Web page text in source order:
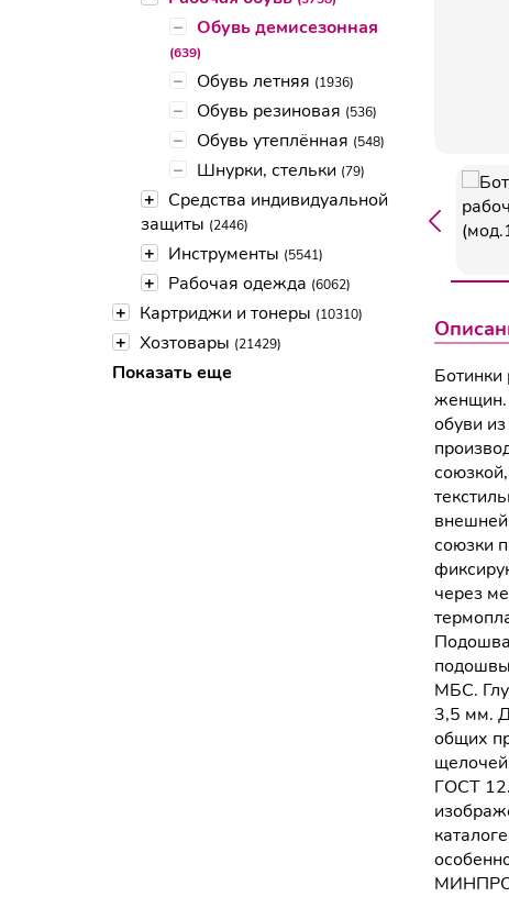
– Обувь демисезонная
(639)
– Обувь летняя (1936)
– Обувь резиновая (536)
– Обувь утеплённая (548)
– Шнурки, стельки (79)
+
Средства индивидуальной
защиты (2446)
+ Инструменты (5541)
+ Рабочая одежда (6062)
+ Картриджи и тонеры (10310)
+ Хозтовары (21429)
Показать еще
Ботинки
женщин.
обуви
внешней
союзки
через
МБС.
3,5 мм.
общих
ГОСТ